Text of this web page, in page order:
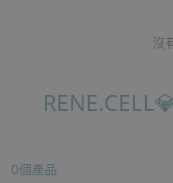
沒
0個產品